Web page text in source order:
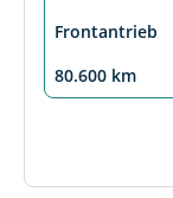
Frontantrieb
80.600 km